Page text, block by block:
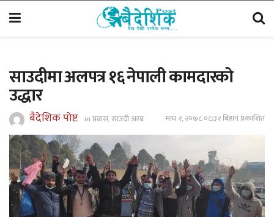
साउदीमा अलपत्र १६ नेपाली कामदारको
उद्धार
बैदेशिक पोष्ट inप्रबास,साउदी अरब माघ २, २०७८ ०८;३२ बिहान प्रकाशित